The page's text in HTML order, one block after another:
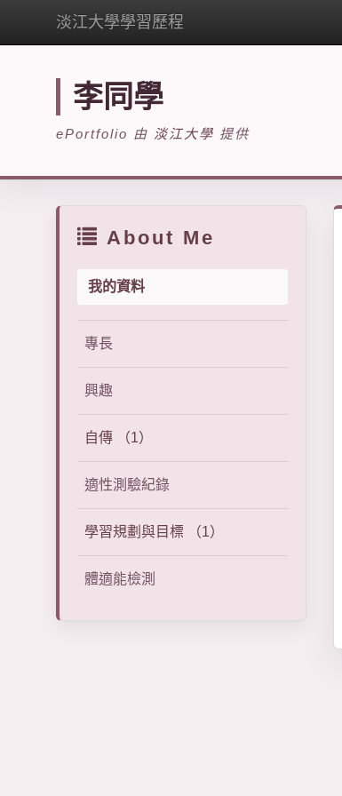
淡江大學學習歷程
李同學
ePortfolio 由 淡江大學 提供
About Me
我的資料
專長
興趣
自傳 （1）
適性測驗紀錄
學習規劃與目標 （1）
體適能檢測